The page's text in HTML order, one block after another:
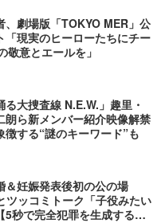
、劇場版「TOKYO MER」公
「現実のヒーローたちにチー
敬意とエールを」
大捜査線 N.E.W.」趣里・
朗ら新メンバー紹介映像解禁
徴する“謎のキーワード”も
＆妊娠発表後初の公の場
ツッコミトーク「子役みたい
秒で完全犯罪を生成する方